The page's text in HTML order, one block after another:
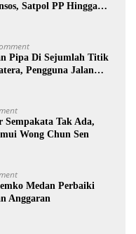
Satpol PP Hingga
Pipa Di Sejumlah Titik
Pengguna Jalan
Sempakata Tak Ada,
Wong Chun Sen
Medan Perbaiki
Anggaran